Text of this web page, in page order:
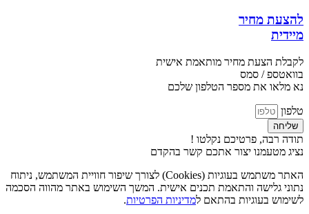
להצעת מחיר
מיידית
לקבלת הצעת מחיר מותאמת אישית
בוואטספ / סמס
נא מלאו את מספר הטלפון שלכם
טלפון
שליחה
תודה רבה, פרטיכם נקלטו !
נציג מטעמנו יצור אתכם קשר בהקדם
האתר משתמש בעוגיות (Cookies) לצורך שיפור חוויית המשתמש, ניתוח
נתוני גלישה והתאמת תכנים אישית. המשך השימוש באתר מהווה הסכמה
לשימוש בעוגיות בהתאם למדיניות הפרטיות.